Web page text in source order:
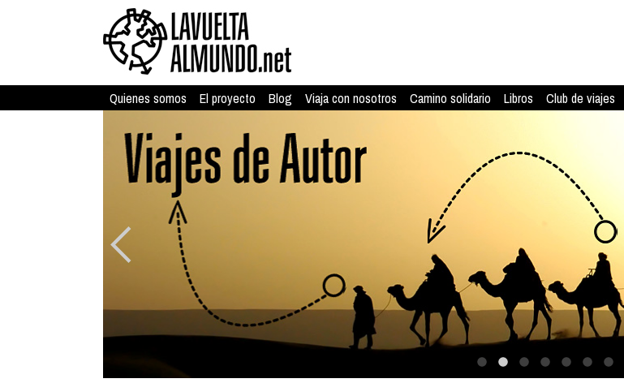
Quienes somos El proyecto Blog Viaja con nosotros Camino solidario Libros Club de viajes